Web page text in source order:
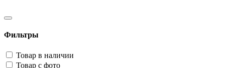
Фильтры
Товар в наличии
Товар с фото